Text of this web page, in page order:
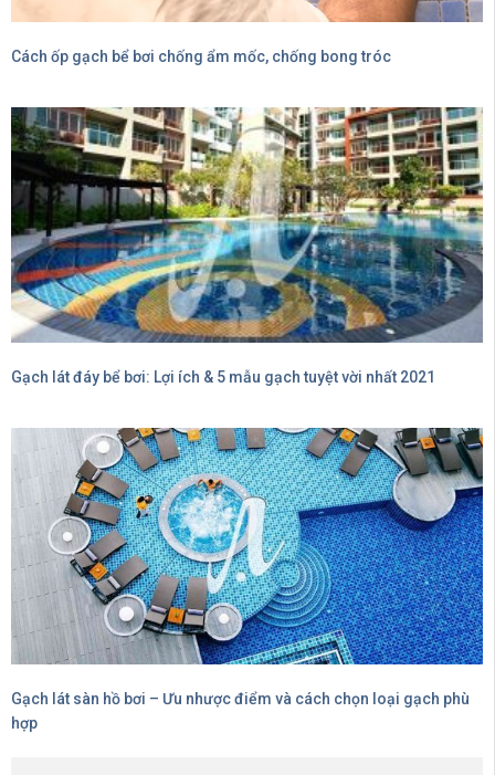
Cách ốp gạch bể bơi chống ẩm mốc, chống bong tróc
Gạch lát đáy bể bơi: Lợi ích & 5 mẫu gạch tuyệt vời nhất 2021
Gạch lát sàn hồ bơi – Ưu nhược điểm và cách chọn loại gạch phù
hợp